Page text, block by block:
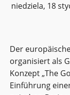
niedziela, 18
Der
organisiert als
Konzept „The
Einführung